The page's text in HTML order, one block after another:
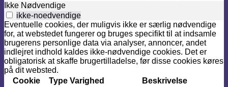
Ikke Nødvendige
ikke-noedvendige
Eventuelle cookies, der muligvis ikke er særlig nødvendige
for, at webstedet fungerer og bruges specifikt til at indsamle
brugerens personlige data via analyser, annoncer, andet
indlejret indhold kaldes ikke-nødvendige cookies. Det er
obligatorisk at skaffe brugertilladelse, før disse cookies køres
på dit websted.
Cookie
Type Varighed Beskrivelse